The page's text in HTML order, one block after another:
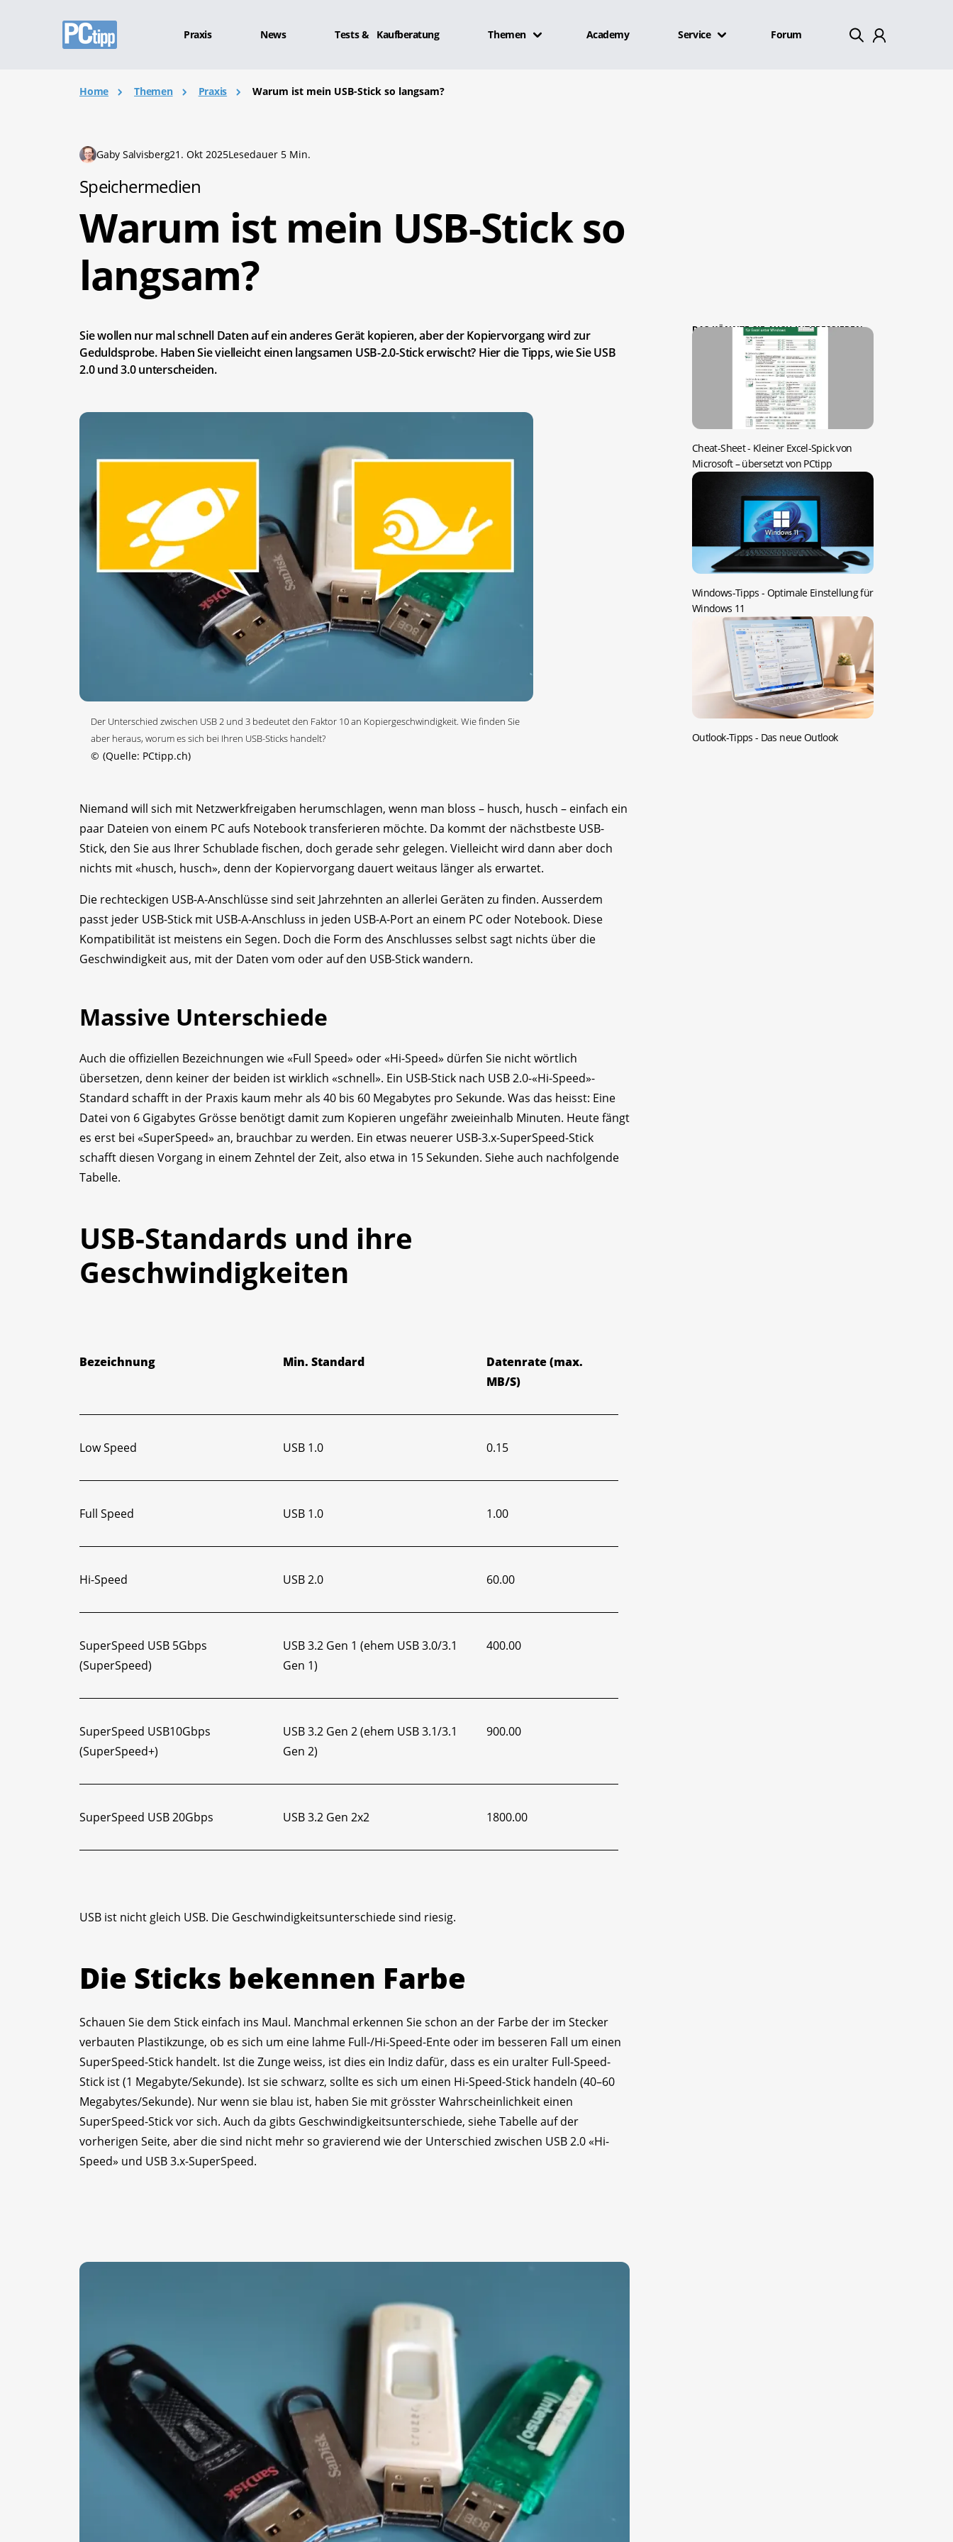
Praxis News Tests & Kaufberatung Themen Academy Service Forum
Home Themen Praxis Warum ist mein USB-Stick so langsam?
Gaby Salvisberg21. Okt 2025Lesedauer 5 Min.
Speichermedien
Warum ist mein USB-Stick so
langsam?
Sie wollen nur mal schnell Daten auf ein anderes Gerät kopieren, aber der Kopiervorgang wird zur
Geduldsprobe. Haben Sie vielleicht einen langsamen USB-2.0-Stick erwischt? Hier die Tipps, wie Sie USB
2.0 und 3.0 unterscheiden.
Der Unterschied zwischen USB 2 und 3 bedeutet den Faktor 10 an Kopiergeschwindigkeit. Wie finden Sie
aber heraus, worum es sich bei Ihren USB-Sticks handelt?
© (Quelle: PCtipp.ch)
Niemand will sich mit Netzwerkfreigaben herumschlagen, wenn man bloss – husch, husch – einfach ein
paar Dateien von einem PC aufs Notebook transferieren möchte. Da kommt der nächstbeste USB-
Stick, den Sie aus Ihrer Schublade fischen, doch gerade sehr gelegen. Vielleicht wird dann aber doch
nichts mit «husch, husch», denn der Kopiervorgang dauert weitaus länger als erwartet.
Die rechteckigen USB-A-Anschlüsse sind seit Jahrzehnten an allerlei Geräten zu finden. Ausserdem
passt jeder USB-Stick mit USB-A-Anschluss in jeden USB-A-Port an einem PC oder Notebook. Diese
Kompatibilität ist meistens ein Segen. Doch die Form des Anschlusses selbst sagt nichts über die
Geschwindigkeit aus, mit der Daten vom oder auf den USB-Stick wandern.
Massive Unterschiede
Auch die offiziellen Bezeichnungen wie «Full Speed» oder «Hi-Speed» dürfen Sie nicht wörtlich
übersetzen, denn keiner der beiden ist wirklich «schnell». Ein USB-Stick nach USB 2.0-«Hi-Speed»-
Standard schafft in der Praxis kaum mehr als 40 bis 60 Megabytes pro Sekunde. Was das heisst: Eine
Datei von 6 Gigabytes Grösse benötigt damit zum Kopieren ungefähr zweieinhalb Minuten. Heute fängt
es erst bei «SuperSpeed» an, brauchbar zu werden. Ein etwas neuerer USB-3.x-SuperSpeed-Stick
schafft diesen Vorgang in einem Zehntel der Zeit, also etwa in 15 Sekunden. Siehe auch nachfolgende
Tabelle.
USB-Standards und ihre
Geschwindigkeiten
Bezeichnung Min. Standard
Datenrate (max.
MB/S)
Low Speed USB 1.0 0.15
Full Speed USB 1.0 1.00
Hi-Speed USB 2.0 60.00
SuperSpeed USB 5Gbps
(SuperSpeed)
USB 3.2 Gen 1 (ehem USB 3.0/3.1
Gen 1)
400.00
SuperSpeed USB10Gbps
(SuperSpeed+)
USB 3.2 Gen 2 (ehem USB 3.1/3.1
Gen 2)
900.00
SuperSpeed USB 20Gbps USB 3.2 Gen 2x2 1800.00
USB ist nicht gleich USB. Die Geschwindigkeitsunterschiede sind riesig.
Die Sticks bekennen Farbe
Schauen Sie dem Stick einfach ins Maul. Manchmal erkennen Sie schon an der Farbe der im Stecker
verbauten Plastikzunge, ob es sich um eine lahme Full-/Hi-Speed-Ente oder im besseren Fall um einen
SuperSpeed-Stick handelt. Ist die Zunge weiss, ist dies ein Indiz dafür, dass es ein uralter Full-Speed-
Stick ist (1 Megabyte/Sekunde). Ist sie schwarz, sollte es sich um einen Hi-Speed-Stick handeln (40–60
Megabytes/Sekunde). Nur wenn sie blau ist, haben Sie mit grösster Wahrscheinlichkeit einen
SuperSpeed-Stick vor sich. Auch da gibts Geschwindigkeitsunterschiede, siehe Tabelle auf der
vorherigen Seite, aber die sind nicht mehr so gravierend wie der Unterschied zwischen USB 2.0 «Hi-
Speed» und USB 3.x-SuperSpeed.
DAS KÖNNTE SIE AUCH INTERESSIEREN:
Cheat-Sheet - Kleiner Excel-Spick von
Microsoft – übersetzt von PCtipp
Windows-Tipps - Optimale Einstellung für
Windows 11
Outlook-Tipps - Das neue Outlook